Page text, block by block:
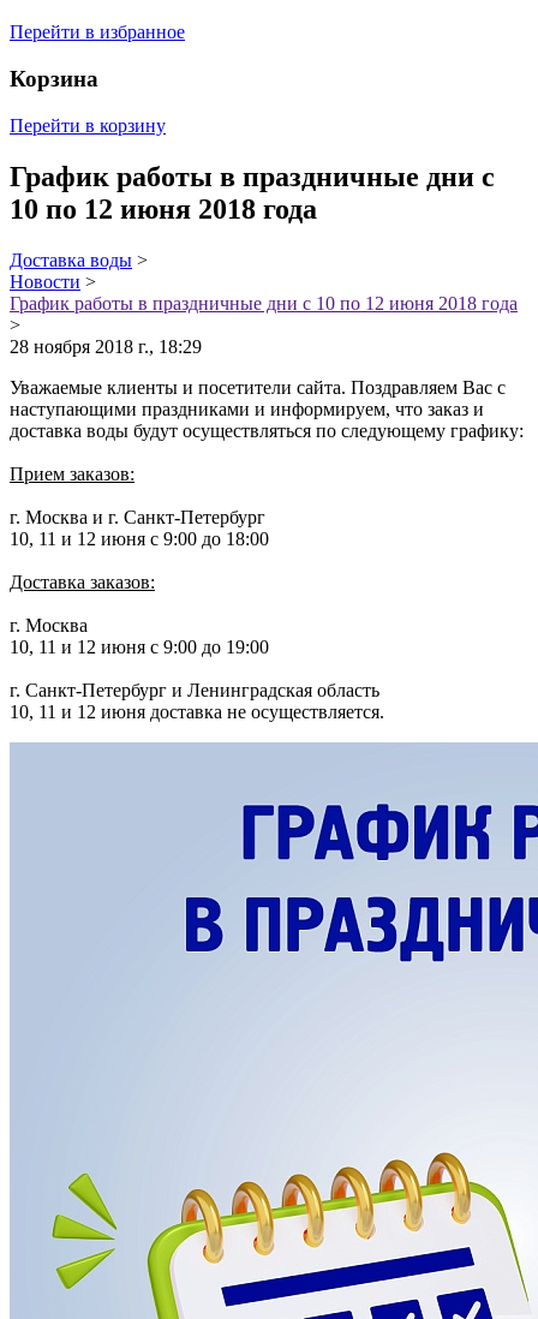
Перейти в избранное
Корзина
Перейти в корзину
График работы в праздничные дни с
10 по 12 июня 2018 года
Доставка воды >
Новости >
График работы в праздничные дни с 10 по 12 июня 2018 года
>
28 ноября 2018 г., 18:29
Уважаемые клиенты и посетители сайта. Поздравляем Вас с
наступающими праздниками и информируем, что заказ и
доставка воды будут осуществляться по следующему графику:
Прием заказов:
г. Москва и г. Санкт-Петербург
10, 11 и 12 июня с 9:00 до 18:00
Доставка заказов:
г. Москва
10, 11 и 12 июня с 9:00 до 19:00
г. Санкт-Петербург и Ленинградская область
10, 11 и 12 июня доставка не осуществляется.